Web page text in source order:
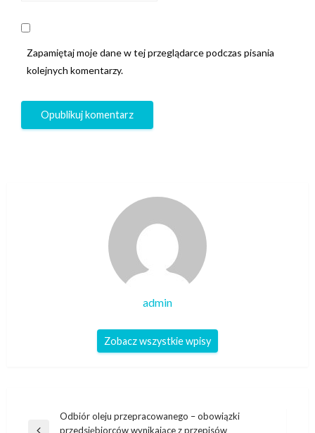
Zapamiętaj moje dane w tej przeglądarce podczas pisania
kolejnych komentarzy.
admin
Zobacz wszystkie wpisy
Nawigacja
Odbiór oleju przepracowanego – obowiązki
przedsiębiorców wynikające z przepisów